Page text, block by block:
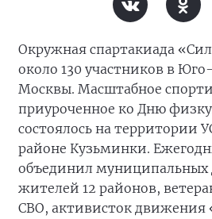
Окружная спартакиада
около 130 участников в
Москвы. Масштабное
приуроченное ко Дню
состоялось на территории
районе Кузьминки.
объединил муниципальных
жителей 12 районов,
СВО, активисток движения